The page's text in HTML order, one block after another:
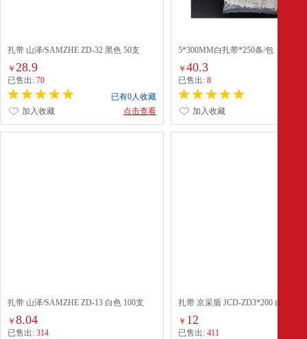
扎带 山泽/SAMZHE ZD-32 黑色 50支
￥ 28.9
已售出: 70
已有0人收藏
点击查看
加入收藏
5*300MM白扎带*250条/包
￥40.3
已售出:8
加入收藏
扎带 山泽/SAMZHE ZD-13 白色 100支
￥ 8.04
已售出: 314
扎带 京采盾 JCD-ZD3*200 白色 100
￥ 12
已售出:411